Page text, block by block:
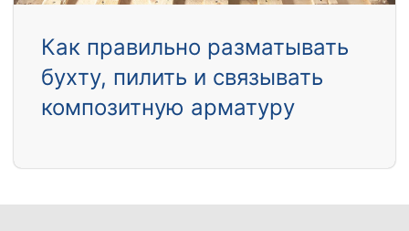
Как правильно разматывать
бухту, пилить и связывать
композитную арматуру